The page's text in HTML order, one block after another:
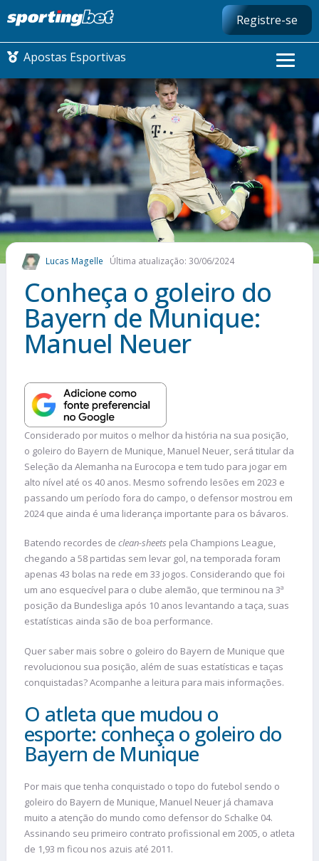
Registre-se
Apostas Esportivas
CONMEBOL LIBERTADORES
FUTEBOL NACIONAL
FUTEBOL INTERNACIONAL
COMO APOSTAR
MAIS ESPORTES
Lucas Magelle Última atualização: 30/06/2024
Conheça o goleiro do
Bayern de Munique:
Manuel Neuer
Considerado por muitos o melhor da história na sua posição,
o goleiro do Bayern de Munique, Manuel Neuer, será titular da
Seleção da Alemanha na Eurocopa e tem tudo para jogar em
alto nível até os 40 anos. Mesmo sofrendo lesões em 2023 e
passando um período fora do campo, o defensor mostrou em
2024 que ainda é uma liderança importante para os bávaros.
Batendo recordes de clean-sheets pela Champions League,
chegando a 58 partidas sem levar gol, na temporada foram
apenas 43 bolas na rede em 33 jogos. Considerando que foi
um ano esquecível para o clube alemão, que terminou na 3ª
posição da Bundesliga após 10 anos levantando a taça, suas
estatísticas ainda são de boa performance.
Quer saber mais sobre o goleiro do Bayern de Munique que
revolucionou sua posição, além de suas estatísticas e taças
conquistadas? Acompanhe a leitura para mais informações.
O atleta que mudou o
esporte: conheça o goleiro do
Bayern de Munique
Por mais que tenha conquistado o topo do futebol sendo o
goleiro do Bayern de Munique, Manuel Neuer já chamava
muito a atenção do mundo como defensor do Schalke 04.
Assinando seu primeiro contrato profissional em 2005, o atleta
de 1,93 m ficou nos azuis até 2011.